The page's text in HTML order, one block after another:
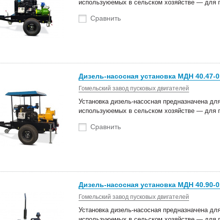
используюемых в сельском хозяйстве — для
Сравнить
Дизель-насосная установка МДН 40.47-
Гомельский завод пусковых двигателей
Установка дизель-насосная предназначена
используюемых в сельском хозяйстве — для
Сравнить
Дизель-насосная установка МДН 40.90-
Гомельский завод пусковых двигателей
Установка дизель-насосная предназначена